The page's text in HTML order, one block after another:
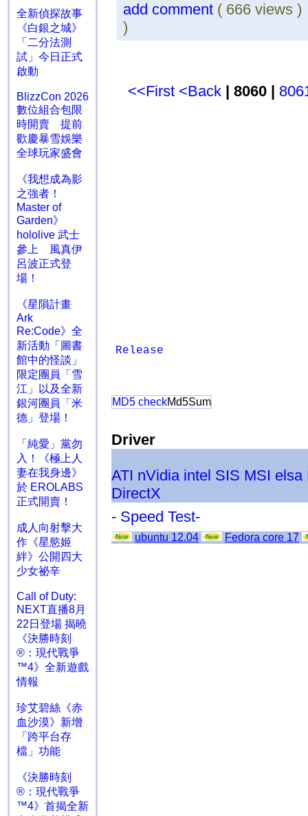
全新偵探故事
《白銀之城》
「二分法測
試」今日正式
啟動
BlizzCon 2026
數位組合包限
時開賣 提前
歡慶暴雪娛樂
全球玩家盛會
《我想成為影
之強者！
Master of
Garden》
hololive 武士
參上 風真伊
呂波正式登
場！
《星隕計畫
Ark
Re:Code》全
新活動「圖書
館中的怪談」
限定團員「雪
江」以及全新
銀河團員「米
德」登場！
「純愛」黨勿
入！《極上人
妻在我身邊》
於 EROLABS
正式開賣！
成人向射擊大
作《星慾姬
絆》公開四大
少女祕辛
Call of Duty:
NEXT直播8月
22日登場 揭曉
《決勝時刻
®：現代戰爭
™4》全新遊戲
情報
珍艾碧絲《赤
血沙漠》新增
「跨平台存
檔」功能
《決勝時刻
®：現代戰爭
™4》首揭全新
add comment ( 666
)
<<First <Back | 8060 |
Release
MD5 checkMd5Sum
Driver
ATI nVidia intel SIS MSI elsa
DirectX
- Speed Test-
ubuntu 12.04 Fedora core 17